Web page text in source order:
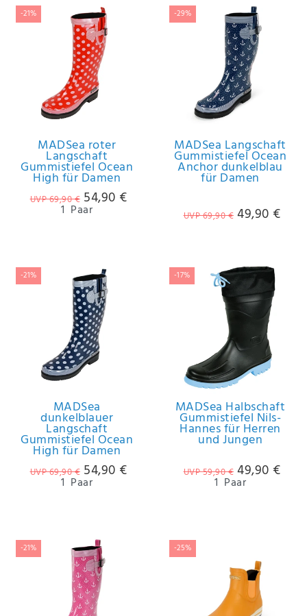
IHRE E-MAIL ADRESSE
ANMERKUNGEN UND FILTERWÜNSCHE
Hiermit
bestätige
ich, dass
ich die
habe.
-21%
MADSea roter
Langschaft
Gummistiefel Ocean
High für Damen
UVP 69,90 € 54,90 €
1 Paar
-29%
MADSea Langschaft
Gummistiefel Ocean
Anchor dunkelblau
für Damen
UVP 69,90 € 49,90 €
-21%
MADSea
dunkelblauer
Langschaft
Gummistiefel Ocean
High für Damen
UVP 69,90 € 54,90 €
1 Paar
-17%
MADSea Halbschaft
Gummistiefel Nils-
Hannes für Herren
und Jungen
UVP 59,90 € 49,90 €
1 Paar
-21% -25%